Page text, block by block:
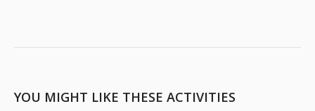
YOU MIGHT LIKE THESE ACTIVITIES